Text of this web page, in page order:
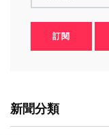
訂閱
新聞分類